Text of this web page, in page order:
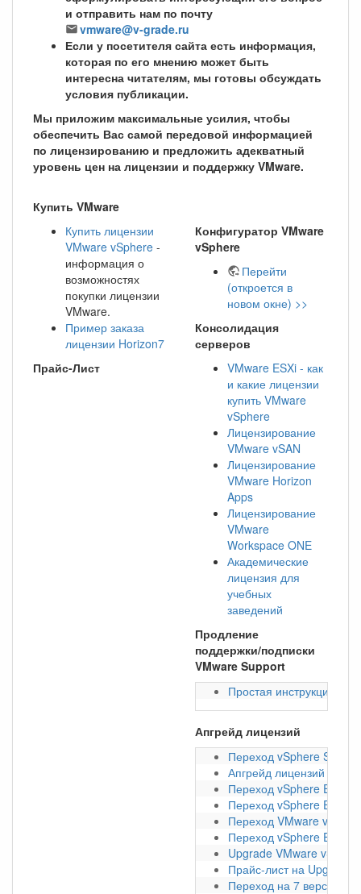
и отправить нам по почту
vmware@v-grade.ru
Если у посетителя сайта есть информация,
которая по его мнению может быть
интересна читателям, мы готовы обсуждать
условия публикации.
Мы приложим максимальные усилия, чтобы
обеспечить Вас самой передовой информацией
по лицензированию и предложить адекватный
уровень цен на лицензии и поддержку VMware.
Конфигуратор VMware
vSphere
Перейти
(откроется в
новом окне) >>
Консолидация
серверов
VMware ESXi - как
и какие лицензии
купить VMware
vSphere
Лицензирование
VMware vSAN
Лицензирование
VMware Horizon
Apps
Лицензирование
VMware
Workspace ONE
Академические
лицензия для
учебных
заведений
Продление
поддержки/подписки
VMware Support
Простая инструкция
Апгрейд лицензий
Переход vSphere
Апгрейд лицензий
Переход vSphere
Переход vSphere
Переход VMware
Переход vSphere
Upgrade VMware vSAN
Прайс-лист на Upgrade
Переход на 7 версию
Купить VMware
Купить лицензии
VMware vSphere -
информация о
возможностях
покупки лицензии
VMware.
Пример заказа
лицензии Horizon7
Прайс-Лист